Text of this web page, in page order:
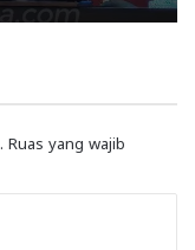
Ruas yang wajib